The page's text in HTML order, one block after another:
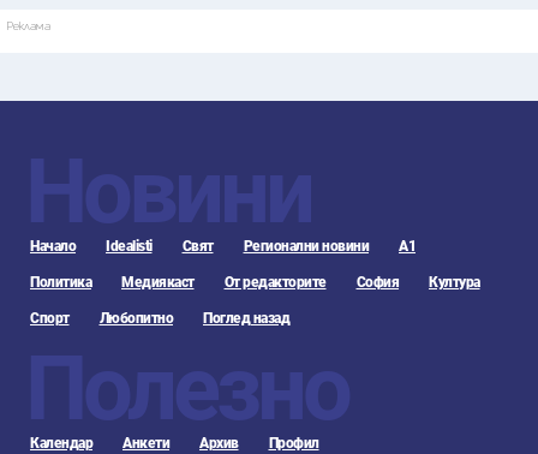
Реклама
Новини
Начало Idealisti Свят Регионални новини А1
Политика Медиякаст От редакторите София Култура
Спорт Любопитно Поглед назад
Полезно
Календар Анкети Архив Профил